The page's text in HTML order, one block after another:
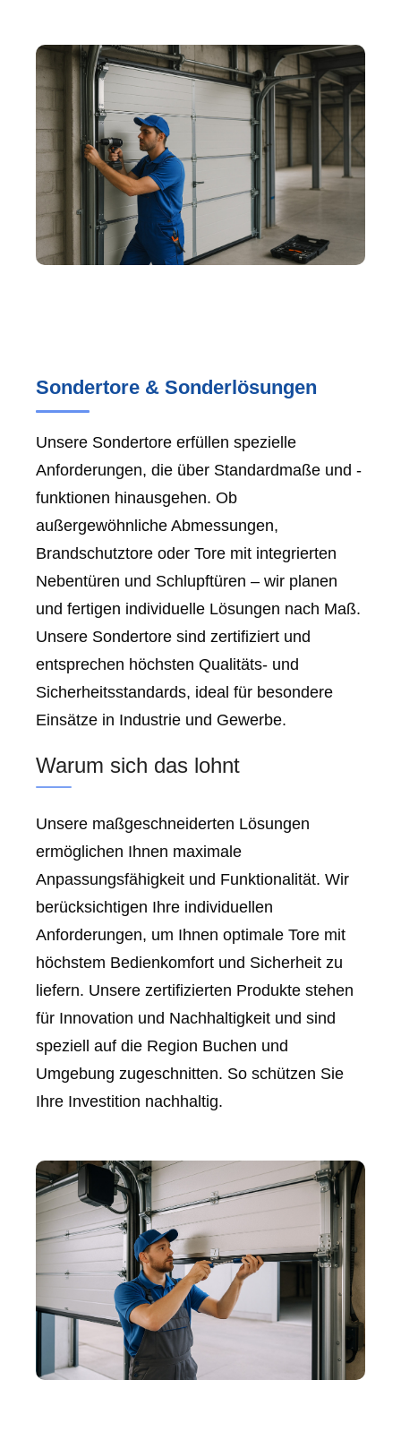
Sondertore & Sonderlösungen
Unsere Sondertore erfüllen spezielle
Anforderungen, die über Standardmaße und -
funktionen hinausgehen. Ob
außergewöhnliche Abmessungen,
Brandschutztore oder Tore mit integrierten
Nebentüren und Schlupftüren – wir planen
und fertigen individuelle Lösungen nach Maß.
Unsere Sondertore sind zertifiziert und
entsprechen höchsten Qualitäts- und
Sicherheitsstandards, ideal für besondere
Einsätze in Industrie und Gewerbe.
Warum sich das lohnt
Unsere maßgeschneiderten Lösungen
ermöglichen Ihnen maximale
Anpassungsfähigkeit und Funktionalität. Wir
berücksichtigen Ihre individuellen
Anforderungen, um Ihnen optimale Tore mit
höchstem Bedienkomfort und Sicherheit zu
liefern. Unsere zertifizierten Produkte stehen
für Innovation und Nachhaltigkeit und sind
speziell auf die Region Buchen und
Umgebung zugeschnitten. So schützen Sie
Ihre Investition nachhaltig.